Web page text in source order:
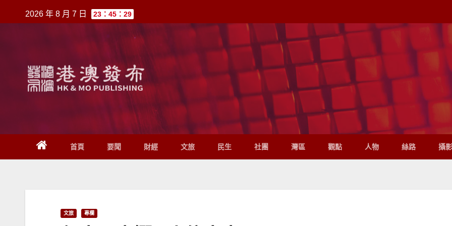
至
2026 年 8 月 7 日 23：45：29
首頁 要聞 財經 文旅 民生 社團 灣區 觀點 人物 絲路 攝
文旅 專欄